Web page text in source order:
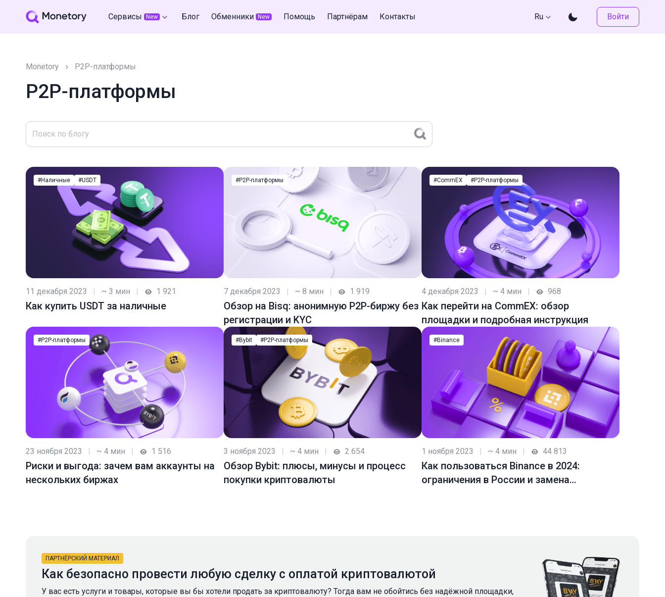
Сервисы New Блог Обменники New Помощь Партнёрам Контакты Ru Войти
Monetory P2P-платформы
P2P-платформы
#Наличные #USDT
11 декабря 2023 | ~ 3 мин | 1 921
Как купить USDT за наличные
#P2P-платформы
7 декабря 2023 | ~ 8 мин | 1 919
Обзор на Bisq: анонимную P2P-биржу без
регистрации и KYC
#CommEX #P2P-платформы
4 декабря 2023 | ~ 4 мин | 968
Как перейти на CommEX: обзор
площадки и подробная инструкция
#P2P-платформы
23 ноября 2023 | ~ 4 мин | 1 516
Риски и выгода: зачем вам аккаунты на
нескольких биржах
#Bybit #P2P-платформы
3 ноября 2023 | ~ 4 мин | 2 654
Обзор Bybit: плюсы, минусы и процесс
покупки криптовалюты
#Binance
1 ноября 2023 | ~ 4 мин | 44 813
Как пользоваться Binance в 2024:
ограничения в России и замена
ПАРТНЁРСКИЙ МАТЕРИАЛ
Как безопасно провести любую сделку с оплатой криптовалютой
У вас есть услуги и товары, которые вы бы хотели продать за криптовалюту? Тогда вам не обойтись без надёжной площадки,